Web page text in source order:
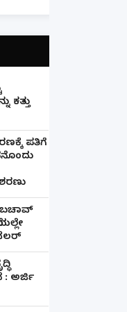
ಕತ್ತು
ಪತಿಗೆ
ಬಚಾವ್
ಅರ್ಜಿ